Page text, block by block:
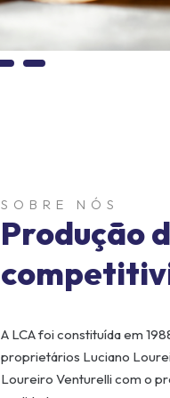
SOBRE NÓS
Produção
A LCA foi constituída em
proprietários Luciano
Loureiro Venturelli com o